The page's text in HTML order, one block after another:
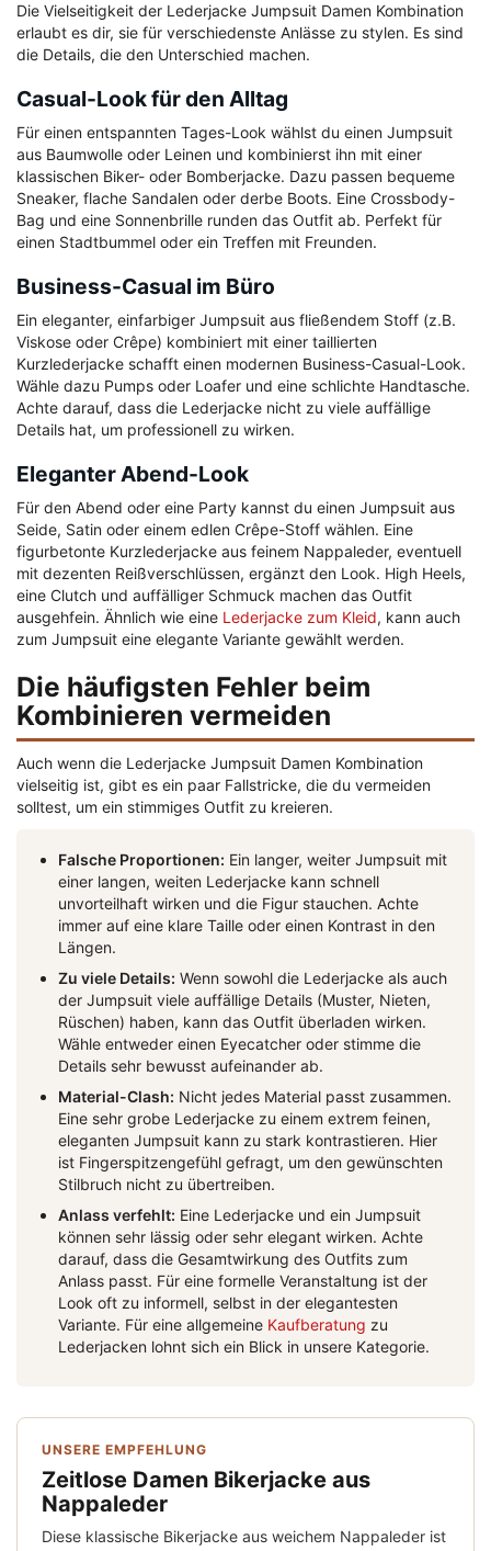
Die Vielseitigkeit der Lederjacke Jumpsuit Damen Kombination
erlaubt es dir, sie für verschiedenste Anlässe zu stylen. Es sind
die Details, die den Unterschied machen.
Casual-Look für den Alltag
Für einen entspannten Tages-Look wählst du einen Jumpsuit
aus Baumwolle oder Leinen und kombinierst ihn mit einer
klassischen Biker- oder Bomberjacke. Dazu passen bequeme
Sneaker, flache Sandalen oder derbe Boots. Eine Crossbody-
Bag und eine Sonnenbrille runden das Outfit ab. Perfekt für
einen Stadtbummel oder ein Treffen mit Freunden.
Business-Casual im Büro
Ein eleganter, einfarbiger Jumpsuit aus fließendem Stoff (z.B.
Viskose oder Crêpe) kombiniert mit einer taillierten
Kurzlederjacke schafft einen modernen Business-Casual-Look.
Wähle dazu Pumps oder Loafer und eine schlichte Handtasche.
Achte darauf, dass die Lederjacke nicht zu viele auffällige
Details hat, um professionell zu wirken.
Eleganter Abend-Look
Für den Abend oder eine Party kannst du einen Jumpsuit aus
Seide, Satin oder einem edlen Crêpe-Stoff wählen. Eine
figurbetonte Kurzlederjacke aus feinem Nappaleder, eventuell
mit dezenten Reißverschlüssen, ergänzt den Look. High Heels,
eine Clutch und auffälliger Schmuck machen das Outfit
ausgehfein. Ähnlich wie eine Lederjacke zum Kleid, kann auch
zum Jumpsuit eine elegante Variante gewählt werden.
Die häufigsten Fehler beim
Kombinieren vermeiden
Auch wenn die Lederjacke Jumpsuit Damen Kombination
vielseitig ist, gibt es ein paar Fallstricke, die du vermeiden
solltest, um ein stimmiges Outfit zu kreieren.
Falsche Proportionen: Ein langer, weiter Jumpsuit mit
einer langen, weiten Lederjacke kann schnell
unvorteilhaft wirken und die Figur stauchen. Achte
immer auf eine klare Taille oder einen Kontrast in den
Längen.
Zu viele Details: Wenn sowohl die Lederjacke als auch
der Jumpsuit viele auffällige Details (Muster, Nieten,
Rüschen) haben, kann das Outfit überladen wirken.
Wähle entweder einen Eyecatcher oder stimme die
Details sehr bewusst aufeinander ab.
Material-Clash: Nicht jedes Material passt zusammen.
Eine sehr grobe Lederjacke zu einem extrem feinen,
eleganten Jumpsuit kann zu stark kontrastieren. Hier
ist Fingerspitzengefühl gefragt, um den gewünschten
Stilbruch nicht zu übertreiben.
Anlass verfehlt: Eine Lederjacke und ein Jumpsuit
können sehr lässig oder sehr elegant wirken. Achte
darauf, dass die Gesamtwirkung des Outfits zum
Anlass passt. Für eine formelle Veranstaltung ist der
Look oft zu informell, selbst in der elegantesten
Variante. Für eine allgemeine Kaufberatung zu
Lederjacken lohnt sich ein Blick in unsere Kategorie.
UNSERE EMPFEHLUNG
Zeitlose Damen Bikerjacke aus
Nappaleder
Diese klassische Bikerjacke aus weichem Nappaleder ist